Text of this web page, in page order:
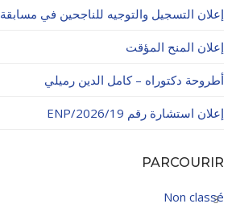
إعلان التسجيل والتوجيه للناجحين في مسابقة ENP 2026/2027
إعلان المنح المؤقت
أطروحة دكتوراه – كامل الدين رميلي
إعلان استشارة رقم 19/ENP/2026
PARCOURIR
Non classé
3